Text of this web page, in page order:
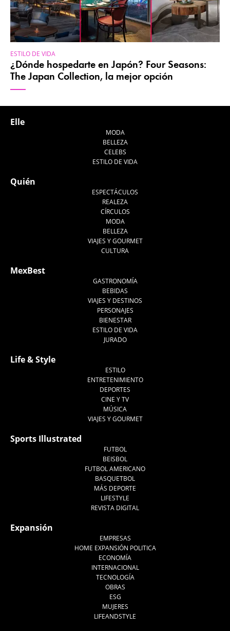
ESTILO DE VIDA
¿Dónde hospedarte en Japón? Four Seasons:
The Japan Collection, la mejor opción
Elle
MODA
BELLEZA
CELEBS
ESTILO DE VIDA
Quién
ESPECTÁCULOS
REALEZA
CÍRCULOS
MODA
BELLEZA
VIAJES Y GOURMET
CULTURA
MexBest
GASTRONOMÍA
BEBIDAS
VIAJES Y DESTINOS
PERSONAJES
BIENESTAR
ESTILO DE VIDA
JURADO
Life & Style
ESTILO
ENTRETENIMIENTO
DEPORTES
CINE Y TV
MÚSICA
VIAJES Y GOURMET
Sports Illustrated
FUTBOL
BEISBOL
FUTBOL AMERICANO
BASQUETBOL
MÁS DEPORTE
LIFESTYLE
REVISTA DIGITAL
Expansión
EMPRESAS
HOME EXPANSIÓN POLITICA
ECONOMÍA
INTERNACIONAL
TECNOLOGÍA
OBRAS
ESG
MUJERES
LIFEANDSTYLE